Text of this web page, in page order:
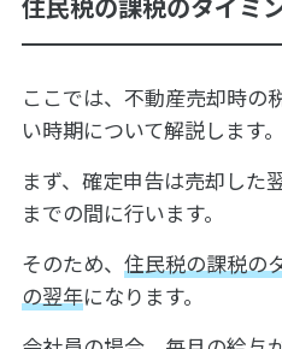
ここでは、不動産売却時の
い時期について解説します。
まず、確定申告は売却した
までの間に行います。
そのため、 住民税の課税の
の翌年になります。